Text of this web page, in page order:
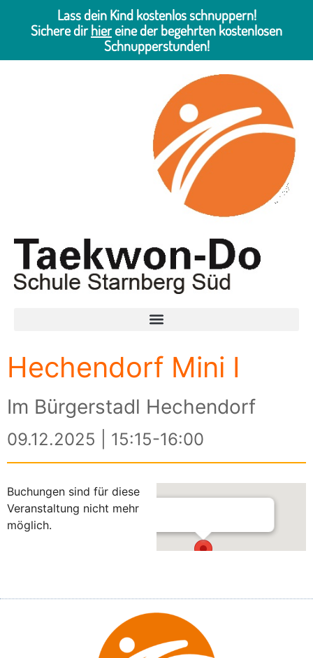
Lass dein Kind kostenlos schnuppern!
Sichere dirhiereine der begehrten kostenlosen
Schnupperstunden!
Hechendorf Mini I
Im Bürgerstadl Hechendorf
09.12.2025 | 15:15-16:00
Buchungen sind für diese
Veranstaltung nicht mehr
möglich.
Im Bürgerstadl Hechendorf
Schlagenhofener Weg 3 - Hechendorf